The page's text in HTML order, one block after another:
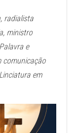
radialista
ministro
e
comunicação
em